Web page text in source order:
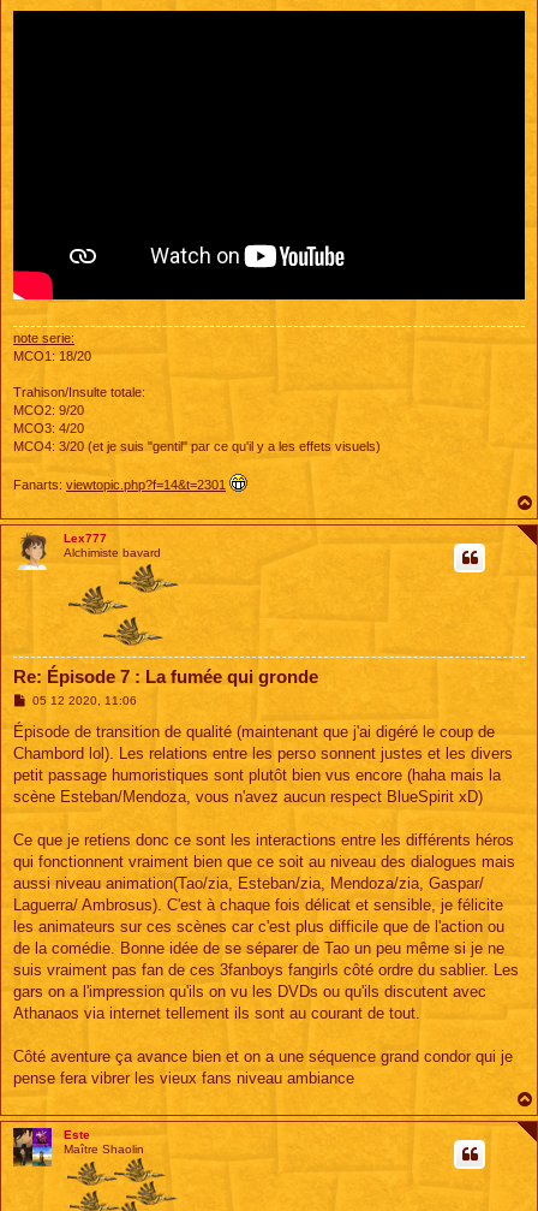
note serie:
MCO1: 18/20
Trahison/Insulte totale:
MCO2: 9/20
MCO3: 4/20
MCO4: 3/20 (et je suis "gentil" par ce qu'il y a les effets visuels)
Fanarts: viewtopic.php?f=14&t=2301
Lex777
Alchimiste bavard
Re: Épisode 7 : La fumée qui gronde
M
s
a
g
05 12 2020, 11:06
Épisode de transition de qualité (maintenant que j'ai digéré le coup de
Chambord lol). Les relations entre les perso sonnent justes et les divers
petit passage humoristiques sont plutôt bien vus encore (haha mais la
scène Esteban/Mendoza, vous n'avez aucun respect BlueSpirit xD)
Ce que je retiens donc ce sont les interactions entre les différents héros
qui fonctionnent vraiment bien que ce soit au niveau des dialogues mais
aussi niveau animation(Tao/zia, Esteban/zia, Mendoza/zia, Gaspar/
Laguerra/ Ambrosus). C'est à chaque fois délicat et sensible, je félicite
les animateurs sur ces scènes car c'est plus difficile que de l'action ou
de la comédie. Bonne idée de se séparer de Tao un peu même si je ne
suis vraiment pas fan de ces 3fanboys fangirls côté ordre du sablier. Les
gars on a l'impression qu'ils on vu les DVDs ou qu'ils discutent avec
Athanaos via internet tellement ils sont au courant de tout.
Côté aventure ça avance bien et on a une séquence grand condor qui je
pense fera vibrer les vieux fans niveau ambiance
Este
Maître Shaolin